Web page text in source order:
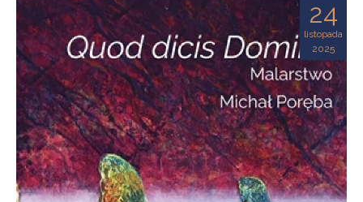
24
listopada
2025